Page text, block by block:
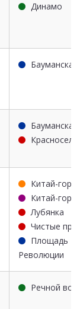
Динамо
Бауманская
Бауманская
Китай-
Китай-
Лубянка
Чистые
Площадь
Революции
Речной